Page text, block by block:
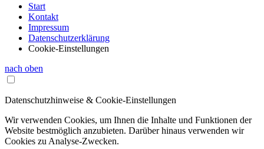
Start
Kontakt
Impressum
Datenschutzerklärung
Cookie-Einstellungen
nach oben
Datenschutzhinweise & Cookie-Einstellungen
Wir verwenden Cookies, um Ihnen die Inhalte und Funktionen der
Website bestmöglich anzubieten. Darüber hinaus verwenden wir
Cookies zu Analyse-Zwecken.